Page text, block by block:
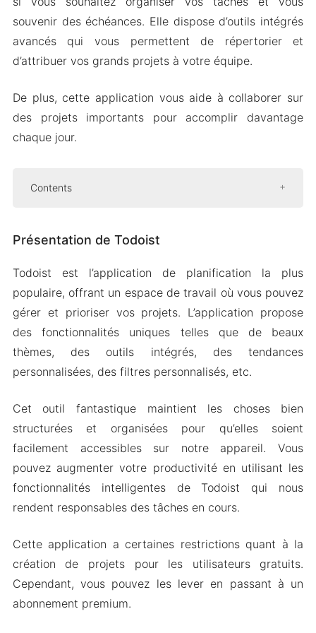
souvenir des échéances. Elle dispose d’outils intégrés
avancés qui vous permettent de répertorier et
d’attribuer vos grands projets à votre équipe.
De plus, cette application vous aide à collaborer sur
des projets importants pour accomplir davantage
chaque jour.
Contents
Collaboration sur les projets
projet
Connectez-vous à d’autres outils
Version Mod APK de Todoist
Caractéristiques du Mod
FAQ sur Todoist Premium
2023
Présentation de Todoist
Todoist est l’application de planification la plus
populaire, offrant un espace de travail où vous pouvez
gérer et prioriser vos projets. L’application propose
des fonctionnalités uniques telles que de beaux
thèmes, des outils intégrés, des tendances
personnalisées, des filtres personnalisés, etc.
Cet outil fantastique maintient les choses bien
structurées et organisées pour qu’elles soient
facilement accessibles sur notre appareil. Vous
pouvez augmenter votre productivité en utilisant les
fonctionnalités intelligentes de Todoist qui nous
rendent responsables des tâches en cours.
Cette application a certaines restrictions quant à la
création de projets pour les utilisateurs gratuits.
Cependant, vous pouvez les lever en passant à un
abonnement premium.